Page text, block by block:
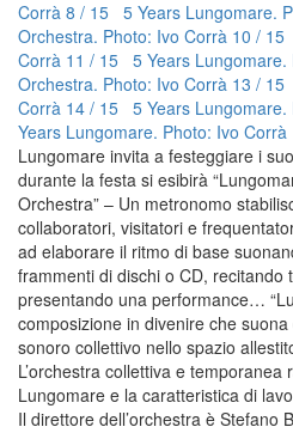
Corrà 8 / 15 5 Years Lungomare.
Orchestra. Photo: Ivo Corrà 10 / 15
Corrà 11 / 15 5 Years Lungomare.
Orchestra. Photo: Ivo Corrà 13 / 15
Corrà 14 / 15 5 Years Lungomare.
Years Lungomare. Photo: Ivo Corrà
Lungomare invita a festeggiare i
durante la festa si esibirà
Orchestra” – Un metronomo
collaboratori, visitatori e
ad elaborare il ritmo di base
frammenti di dischi o CD, recitando
presentando una performance…
composizione in divenire che
sonoro collettivo nello spazio
L’orchestra collettiva e
Lungomare e la caratteristica di
Il direttore dell’orchestra è Stefano